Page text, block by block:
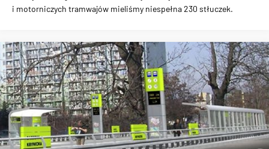
i motorniczych tramwajów mieliśmy niespełna 230 stłuczek.